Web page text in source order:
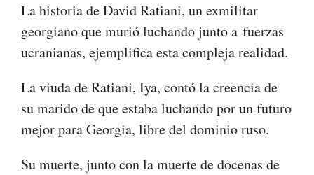
La historia de David Ratiani, un exmilitar
georgiano que murió luchando junto a fuerzas
ucranianas, ejemplifica esta compleja realidad.
La viuda de Ratiani, Iya, contó la creencia de
su marido de que estaba luchando por un futuro
mejor para Georgia, libre del dominio ruso.
Su muerte, junto con la muerte de docenas de